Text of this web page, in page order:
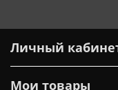
Личный
Мои товары